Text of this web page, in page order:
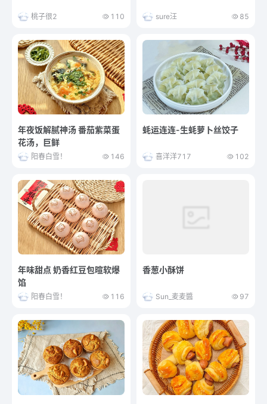
桃子很2 110 sure汪 85
年夜饭解腻神汤 番茄紫菜蛋
花汤，巨鲜
阳春白雪！ 146
蚝运连连-生蚝萝卜丝饺子
喜洋洋717 102
年味甜点 奶香红豆包暄软爆
馅
阳春白雪！ 116
香葱小酥饼
Sun_麦麦醬 97